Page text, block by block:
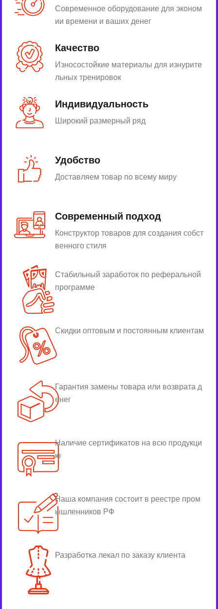
Современное оборудование для эконом
ии времени и ваших денег
Качество
Износостойкие материалы для изнурите
льных тренировок
Индивидуальность
Широкий размерный ряд
Удобство
Доставляем товар по всему миру
Современный подход
Конструктор товаров для создания собст
венного стиля
Стабильный заработок по реферальной
программе
Скидки оптовым и постоянным клиентам
Гарантия замены товара или возврата д
енег
Наличие сертификатов на всю продукци
ю
Наша компания состоит в реестре пром
ышленников РФ
Разработка лекал по заказу клиента